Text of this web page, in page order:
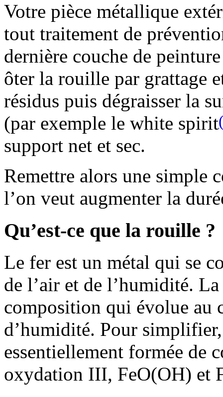
Votre pièce métallique
tout traitement de
dernière couche de
ôter la rouille par grattage
résidus puis dégraisser la
(par exemple le white spirit
support net et sec.
Remettre alors une simple
l’on veut augmenter la
Qu’est-ce que la rouille ?
Le fer est un métal qui se
de l’air et de l’humidité.
composition qui évolue au
d’humidité. Pour
essentiellement formée de
oxydation III, FeO(OH) et